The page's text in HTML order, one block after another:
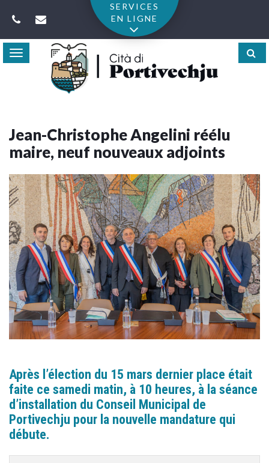
SERVICES
EN LIGNE
Toggle
navigation
Jean-Christophe Angelini réélu
maire, neuf nouveaux adjoints
Après l’élection du 15 mars dernier place était
faite ce samedi matin, à 10 heures, à la séance
d’installation du Conseil Municipal de
Portivechju pour la nouvelle mandature qui
débute.